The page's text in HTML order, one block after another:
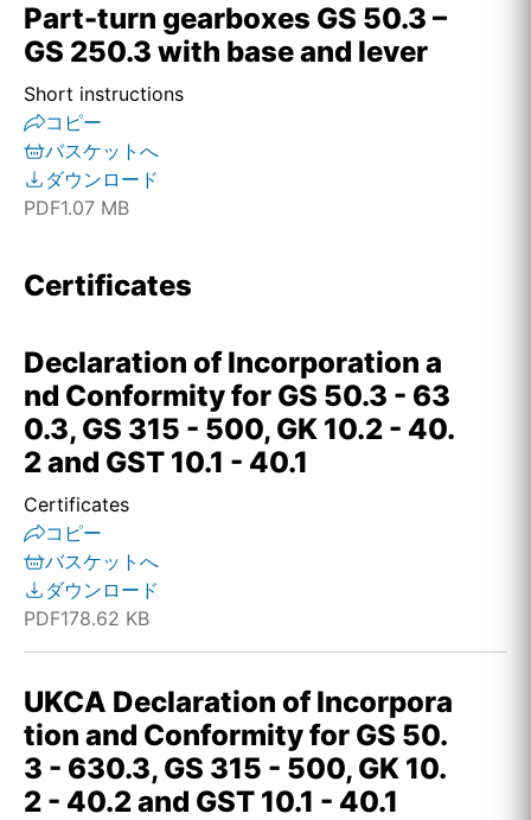
Part-turn gearboxes GS 50.3 –
GS 250.3 with base and lever
Short instructions
コピー
バスケットへ
ダウンロード
PDF1.07 MB
Certificates
Declaration of Incorporation a
nd Conformity for GS 50.3 - 63
0.3, GS 315 - 500, GK 10.2 - 40.
2 and GST 10.1 - 40.1
Certificates
コピー
バスケットへ
ダウンロード
PDF178.62 KB
UKCA Declaration of Incorpora
tion and Conformity for GS 50.
3 - 630.3, GS 315 - 500, GK 10.
2 - 40.2 and GST 10.1 - 40.1